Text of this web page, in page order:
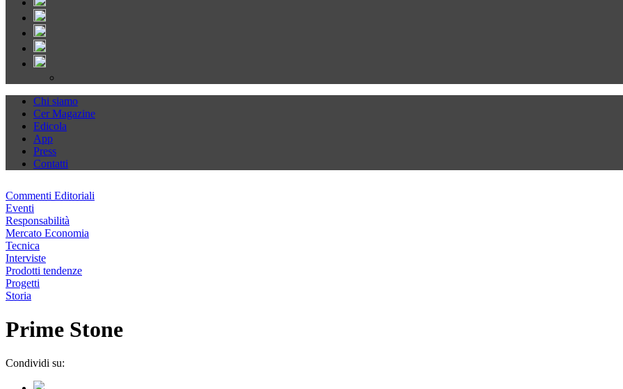
Chi siamo
Cer Magazine
Edicola
App
Press
Contatti
Commenti Editoriali
Eventi
Responsabilità
Mercato Economia
Tecnica
Interviste
Prodotti tendenze
Progetti
Storia
Prime Stone
Condividi su: